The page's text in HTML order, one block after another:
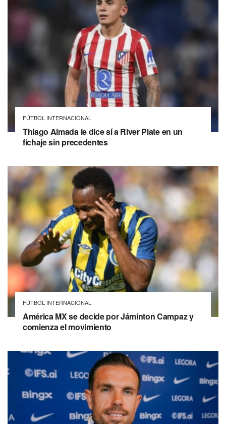
FÚTBOL INTERNACIONAL
Thiago Almada le dice sí a River Plate en un
fichaje sin precedentes
FÚTBOL INTERNACIONAL
América MX se decide por Jáminton Campaz y
comienza el movimiento